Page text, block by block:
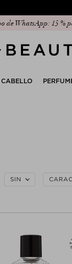
de WhatsApp: 15 %
nueva selección: The
CABELLO
SIN